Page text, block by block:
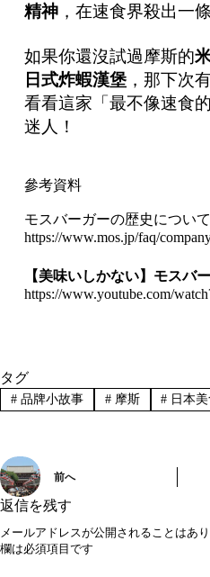
精神，在速食界殺出一
如果你還沒試過摩斯的
日式炸蝦漢堡，那下次
看看這家「最不像速食
迷人！
參考資料
モスバーガーの歴史について
https://www.mos.jp/faq/
【美味いしかない】モスバ
https://www.youtube.com/
タグ
#品牌小故事 #摩斯 # 日本
前へ
返信を残す
メールアドレスが公開されることはあり
欄は必須項目です